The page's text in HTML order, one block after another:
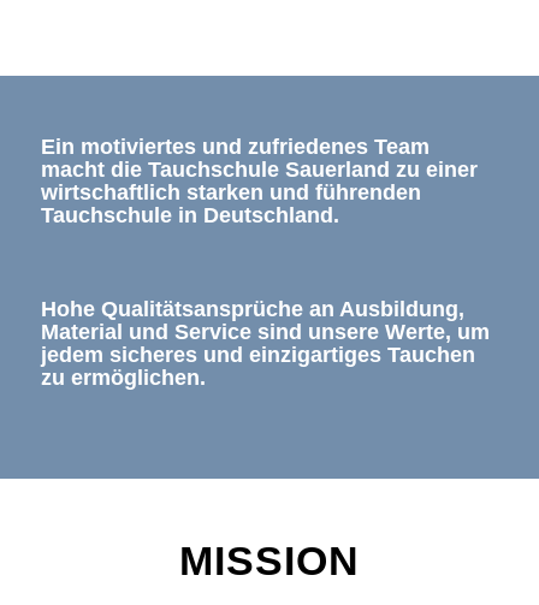
Ein motiviertes und zufriedenes Team
macht die Tauchschule Sauerland zu einer
wirtschaftlich starken und führenden
Tauchschule in Deutschland.
Hohe Qualitätsansprüche an Ausbildung,
Material und Service sind unsere Werte, um
jedem sicheres und einzigartiges Tauchen
zu ermöglichen.
MISSION